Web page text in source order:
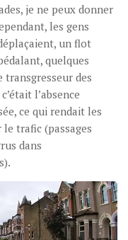
je ne peux donner
les gens
un flot
quelques
transgresseur des
l’absence
ce qui rendait les
le trafic (passages
dans